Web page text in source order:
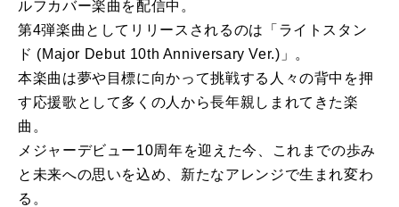
ルフカバー楽曲を配信中。
第4弾楽曲としてリリースされるのは「ライトスタン
ド (Major Debut 10th Anniversary Ver.)」。
本楽曲は夢や目標に向かって挑戦する人々の背中を押
す応援歌として多くの人から長年親しまれてきた楽
曲。
メジャーデビュー10周年を迎えた今、これまでの歩み
と未来への思いを込め、新たなアレンジで生まれ変わ
る。